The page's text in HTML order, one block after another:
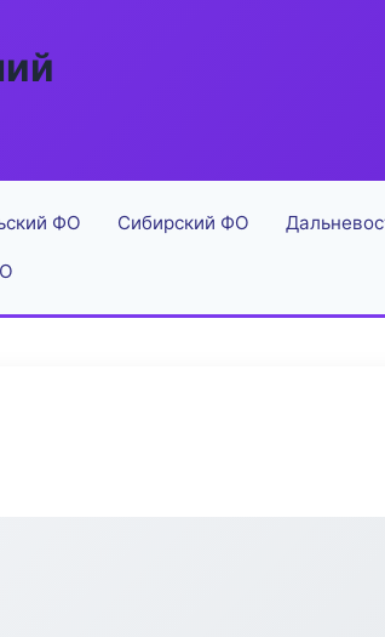
ФО Сибирский ФО